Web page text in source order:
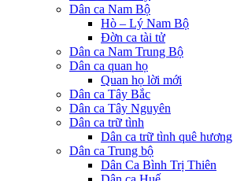
Dân ca Nam Bộ
Hò – Lý Nam Bộ
Đờn ca tài tử
Dân ca Nam Trung Bộ
Dân ca quan họ
Quan họ lời mới
Dân ca Tây Bắc
Dân ca Tây Nguyên
Dân ca trữ tình
Dân ca trữ tình quê hương
Dân ca Trung bộ
Dân Ca Bình Trị Thiên